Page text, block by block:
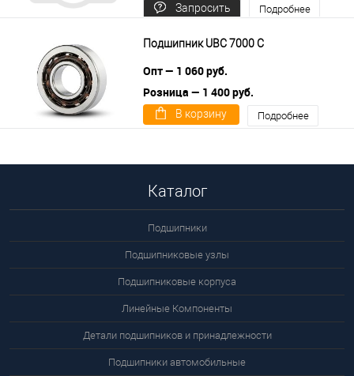
Запросить
Подробнее
Подшипник UBC 7000 C
Опт — 1 060 руб.
Розница — 1 400 руб.
В корзину Подробнее
Каталог
Подшипники
Подшипниковые узлы
Подшипниковые корпуса
Линейные Компоненты
Детали подшипников и принадлежности
Подшипники автомобильные